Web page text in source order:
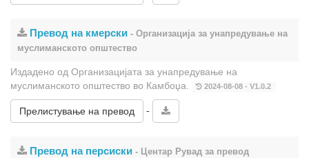
Превод на кмерски - Организација за унапредување на
муслиманското општество
Издадено од Организацијата за унапредување на
муслиманското општество во Камбоџа.
2024-08-08 - V1.0.2
Прелистување на превод -
Превод на персиски - Центар Рувад за превод